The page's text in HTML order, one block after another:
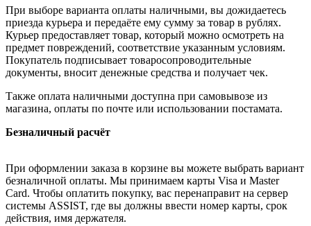
При выборе варианта оплаты наличными, вы дожидаетесь
приезда курьера и передаёте ему сумму за товар в рублях.
Курьер предоставляет товар, который можно осмотреть на
предмет повреждений, соответствие указанным условиям.
Покупатель подписывает товаросопроводительные
документы, вносит денежные средства и получает чек.
Также оплата наличными доступна при самовывозе из
магазина, оплаты по почте или использовании постамата.
Безналичный расчёт
При оформлении заказа в корзине вы можете выбрать вариант
безналичной оплаты. Мы принимаем карты Visa и Master
Card. Чтобы оплатить покупку, вас перенаправит на сервер
системы ASSIST, где вы должны ввести номер карты, срок
действия, имя держателя.